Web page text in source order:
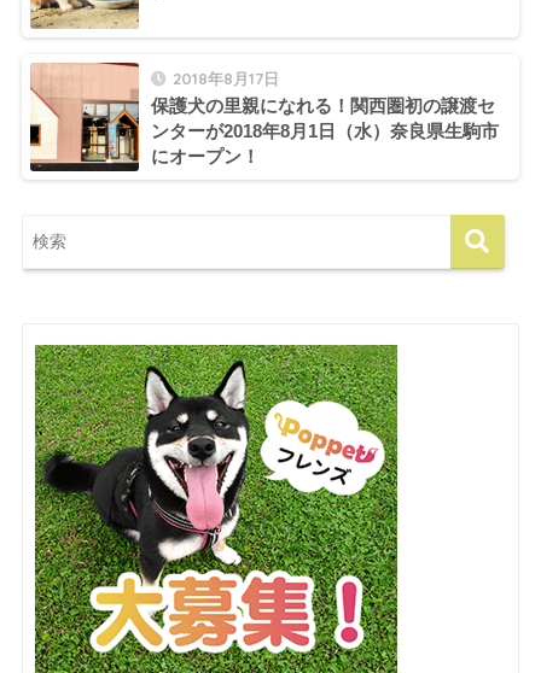
2018年8月17日
保護犬の里親になれる！関西圏初の譲渡セ
ンターが2018年8月1日（水）奈良県生駒市
にオープン！